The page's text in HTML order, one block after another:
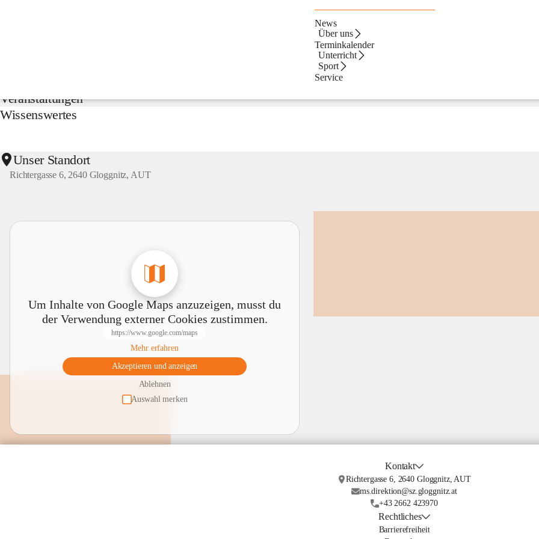
News
Über uns
Terminkalender
Unterricht
Sport
Service
Veranstaltungen
Wissenswertes
Unser Standort
Richtergasse 6, 2640 Gloggnitz, AUT
Um Inhalte von Google Maps anzuzeigen, musst du
der Verwendung externer Cookies zustimmen.
https://www.google.com/maps
Mehr erfahren
Akzeptieren und anzeigen
Ablehnen
Auswahl merken
Kontakt
Richtergasse 6, 2640 Gloggnitz, AUT
ms.direktion@sz.gloggnitz.at
+43 2662 423970
Rechtliches
Barrierefreiheit